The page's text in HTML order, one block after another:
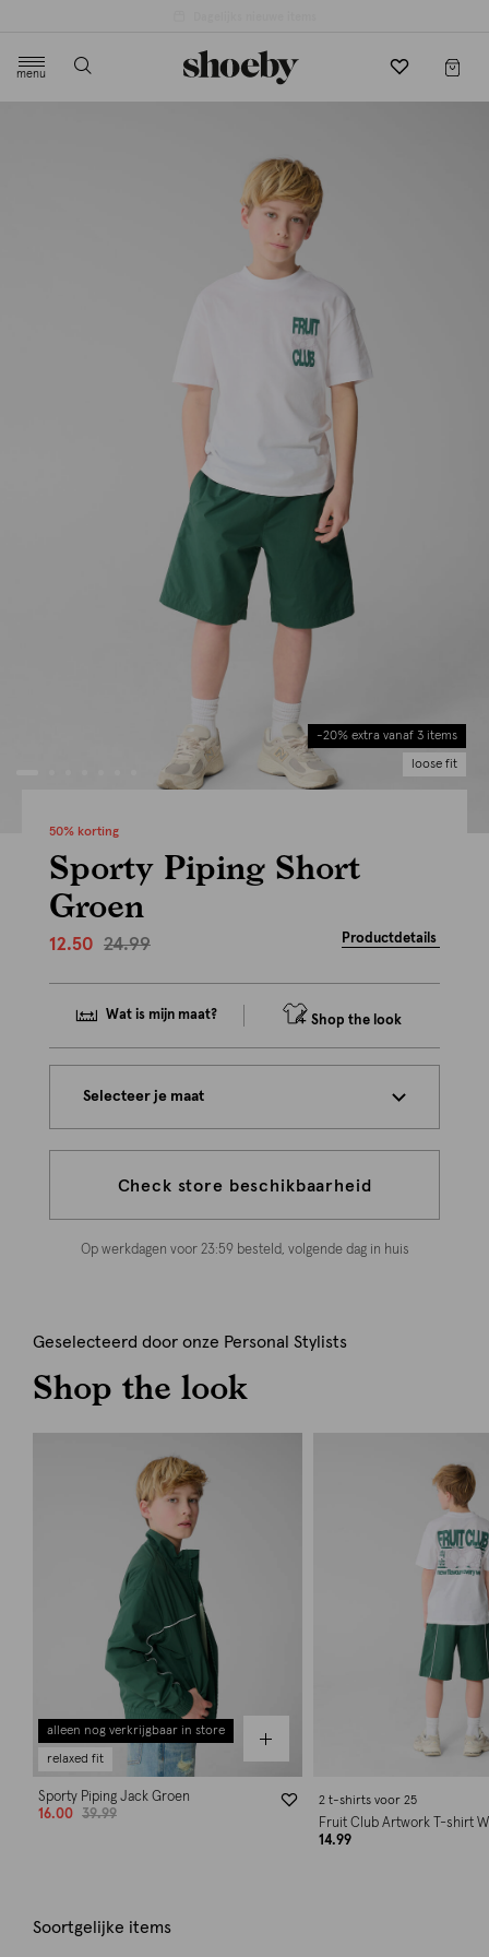
menu
-20% extra vanaf 3 items
loose fit
50% korting
Sporty Piping Short
Groen
12.50 24.99 Productdetails
Wat is mijn maat? Shop the look
Selecteer je maat
Check store beschikbaarheid
Op werkdagen voor 23:59 besteld, volgende dag in huis
Geselecteerd door onze Personal Stylists
Shop the look
alleen nog verkrijgbaar in store
relaxed fit
Sporty Piping Jack Groen
16.00
39.99
2 t-shirts voor 25
Fruit Club Artwork T-shirt
14.99
Soortgelijke items